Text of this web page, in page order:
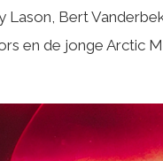
Lason, Bert
en de jonge Arctic